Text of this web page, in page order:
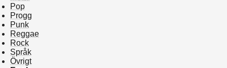
Pop
Progg
Punk
Reggae
Rock
Språk
Övrigt